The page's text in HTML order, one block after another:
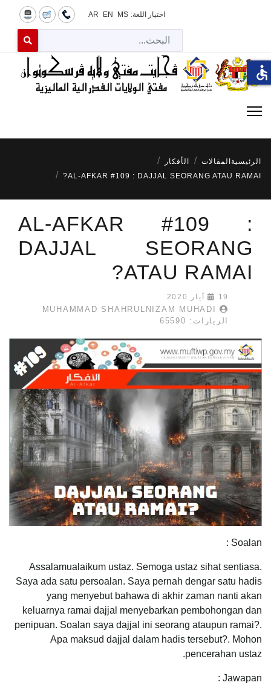
اختيار اللغة: MS
EN
AR
for results.
الرئيسية المقالات
الأفكار
AL-AFKAR #109 : DAJJAL SEORANG ATAU RAMAI?
AL-AFKAR #109 :
DAJJAL SEORANG
ATAU RAMAI?
19 أيار 2020
MUHAMMAD SHAHRULNIZAM MUHADI
الزيارات: 65590
Soalan :
Assalamualaikum ustaz. Semoga ustaz sihat sentiasa.
Saya ada satu persoalan. Saya pernah dengar satu hadis
yang menyebut bahawa di akhir zaman nanti akan
keluarnya ramai dajjal menyebarkan pembohongan dan
penipuan. Soalan saya dajjal ini seorang ataupun ramai?.
Apa maksud dajjal dalam hadis tersebut?. Mohon
pencerahan ustaz.
Jawapan :
accessible